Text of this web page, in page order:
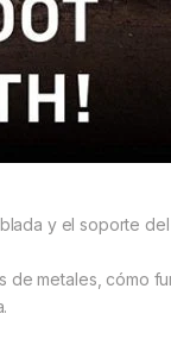
y el soporte
de metales,